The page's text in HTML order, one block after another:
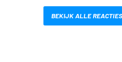
BEKIJK ALLE